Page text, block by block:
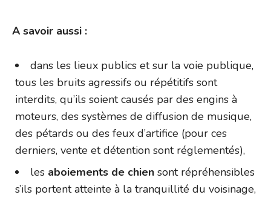
A savoir aussi :
dans les lieux publics et sur la voie publique,
tous les bruits agressifs ou répétitifs sont
interdits, qu’ils soient causés par des engins à
moteurs, des systèmes de diffusion de musique,
des pétards ou des feux d’artifice (pour ces
derniers, vente et détention sont réglementés),
les aboiements de chien sont répréhensibles
s’ils portent atteinte à la tranquillité du voisinage,